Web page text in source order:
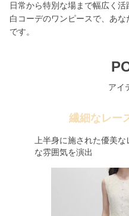
日常から特別な場まで幅広く活
白コーデのワンピースで、あ
です。
アイ
繊細なレー
上半身に施された優美
な雰囲気を演出